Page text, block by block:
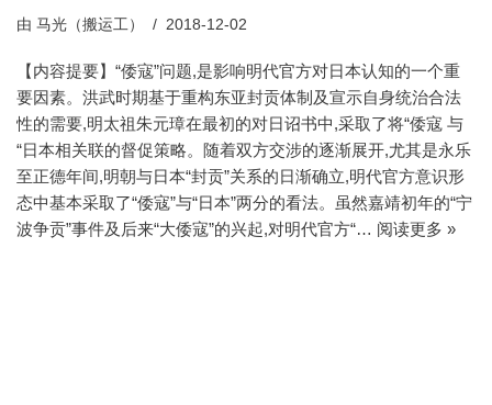
由 马光（搬运工） 2018-12-02
【内容提要】“倭寇”问题,是影响明代官方对日本认知的一个重
要因素。洪武时期基于重构东亚封贡体制及宣示自身统治合法
性的需要,明太祖朱元璋在最初的对日诏书中,采取了将“倭寇 与
“日本相关联的督促策略。随着双方交涉的逐渐展开,尤其是永乐
至正德年间,明朝与日本“封贡”关系的日渐确立,明代官方意识形
态中基本采取了“倭寇”与“日本”两分的看法。虽然嘉靖初年的“宁
波争贡”事件及后来“大倭寇”的兴起,对明代官方“… 阅读更多 »